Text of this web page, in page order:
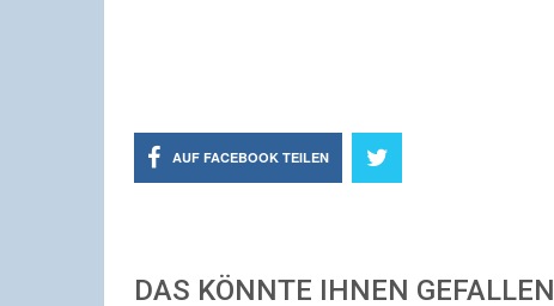
AUF FACEBOOK TEILEN
DAS KÖNNTE IHNEN GEFALLEN